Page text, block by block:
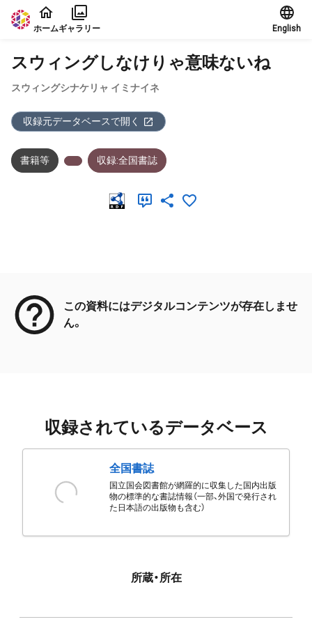
本文に飛ぶ
ホームギャラリー English
スウィングしなけりゃ意味ないね
スウィングシナケリャ イミナイネ
収録元データベースで開く
書籍等 収録:全国書誌
この資料にはデジタルコンテンツが存在しませ
ん。
収録されているデータベース
全国書誌
国立国会図書館が網羅的に収集した国内出版
物の標準的な書誌情報（一部、外国で発行され
た日本語の出版物も含む）
所蔵・所在